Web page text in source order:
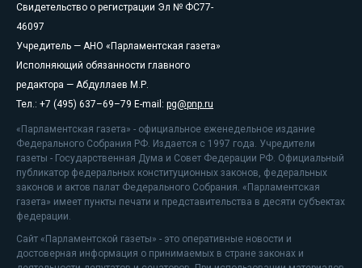
Свидетельство о регистрации Эл № ФС77-
46097
Учредитель — АНО «Парламентская газета»
Исполняющий обязанности главного
редактора — Абдуллаев М.Р.
Тел.: +7 (495) 637–69–79 E-mail: pg@pnp.ru
«Парламентская газета» - официальное еженедельное издание
Федерального Собрания РФ. Издается с 1997 года. Учредители
газеты - Государственная Дума и Совет Федерации РФ. Официальный
публикатор федеральных конституционных законов, федеральных
законов и актов палат Федерального Собрания. «Парламентская
газета» имеет пункты печати и представительства в десяти субъектах
федерации.
Сайт «Парламентской газеты» - это оперативные новости и
достоверная информация о принимаемых в стране законах и